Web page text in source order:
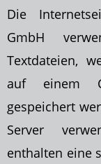
Die
GmbH
Textdateien,
auf einem
gespeichert
Server
enthalten eine